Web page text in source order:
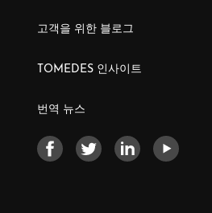
고객을 위한 블로그
TOMEDES 인사이트
번역 뉴스